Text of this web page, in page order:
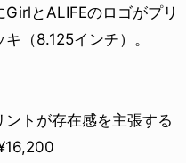
とALIFEのロゴがプリ
（8.125インチ）。
トが存在感を主張する